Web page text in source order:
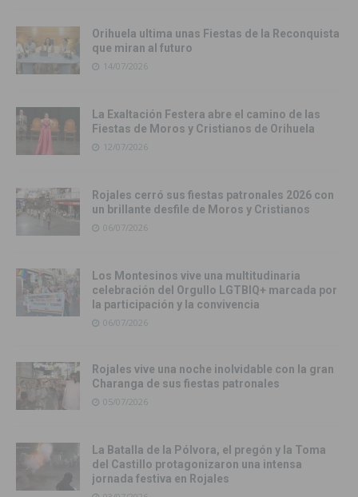
Orihuela ultima unas Fiestas de la Reconquista
que miran al futuro
14/07/2026
La Exaltación Festera abre el camino de las
Fiestas de Moros y Cristianos de Orihuela
12/07/2026
Rojales cerró sus fiestas patronales 2026 con
un brillante desfile de Moros y Cristianos
06/07/2026
Los Montesinos vive una multitudinaria
celebración del Orgullo LGTBIQ+ marcada por
la participación y la convivencia
06/07/2026
Rojales vive una noche inolvidable con la gran
Charanga de sus fiestas patronales
05/07/2026
La Batalla de la Pólvora, el pregón y la Toma
del Castillo protagonizaron una intensa
jornada festiva en Rojales